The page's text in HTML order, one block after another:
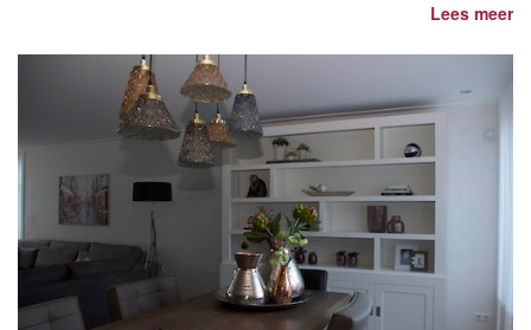
Lees meer